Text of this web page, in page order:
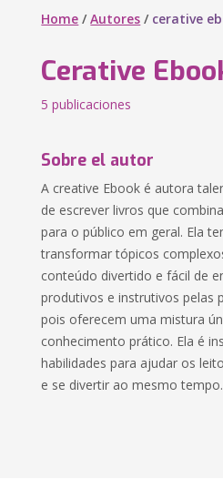
Home /Autores / cerative
Cerative
5 publicaciones
Sobre el autor
A creative Ebook é autora
de escrever livros que
para o público em geral. Ela
transformar tópicos
conteúdo divertido e fácil de
produtivos e instrutivos pelas
pois oferecem uma mistura
conhecimento prático. Ela é
habilidades para ajudar os
e se divertir ao mesmo tempo.